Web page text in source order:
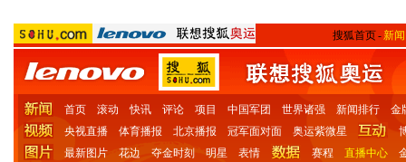
搜狐首页- 新闻
首页 滚动 快讯 评论 项目 中国军团 世界诸强 新闻排行
金
央视直播
体育播报 北京播报 冠军面对面 奥运紫微星
最新图片
花边 夺金时刻 明星 表情 赛程 直播中心